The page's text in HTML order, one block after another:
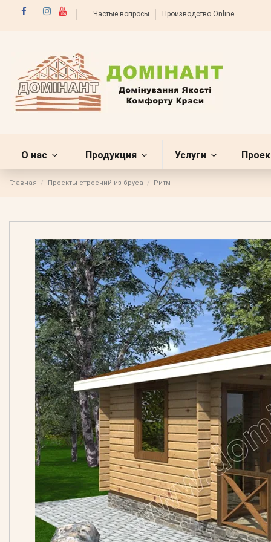
Частые вопросы Производство Online
О нас Продукция Услуги
Главная Проекты строений из бруса Ритм